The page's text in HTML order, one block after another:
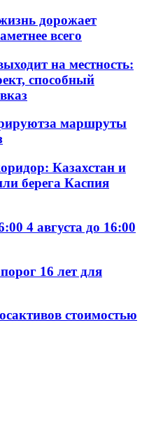
дорожает
всего
на местность:
способный
маршруты
Казахстан и
берега Каспия
4 августа до 16:00
16 лет для
стоимостью